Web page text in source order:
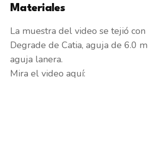
Materiales
La muestra del video se tejió con
Degrade de Catia, aguja de 6.0
aguja lanera.
Mira el video aquí: